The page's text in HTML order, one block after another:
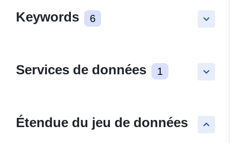
keyboard_arrow_down
Keywords 6
keyboard_arrow_down
Services de données 1
keyboard_arrow_up
Étendue du jeu de données